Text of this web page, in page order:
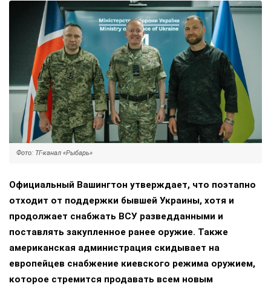
Фото: ТГ-канал «Рыбарь»
Официальный Вашингтон утверждает, что поэтапно
отходит от поддержки бывшей Украины, хотя и
продолжает снабжать ВСУ разведданными и
поставлять закупленное ранее оружие. Также
американская администрация скидывает на
европейцев снабжение киевского режима оружием,
которое стремится продавать всем новым